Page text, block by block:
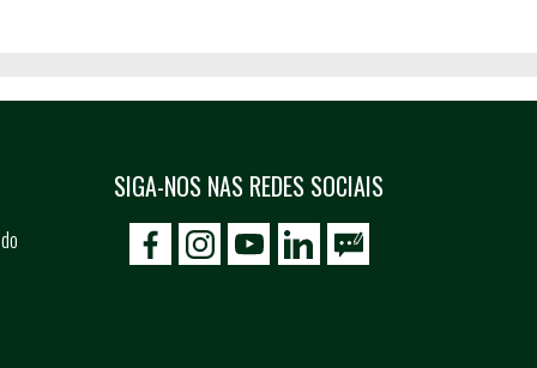
SIGA-NOS NAS REDES SOCIAIS
icon-facebook
icon-social02icon-social03